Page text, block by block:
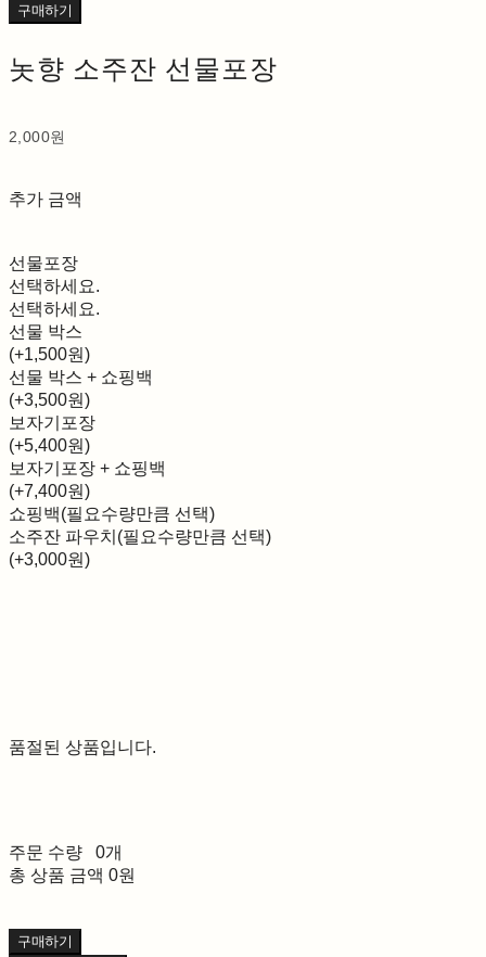
구매하기
놋향 소주잔 선물포장
2,000원
추가 금액
선물포장
선택하세요.
선택하세요.
선물 박스
(+1,500원)
선물 박스 + 쇼핑백
(+3,500원)
보자기포장
(+5,400원)
보자기포장 + 쇼핑백
(+7,400원)
쇼핑백(필요수량만큼 선택)
소주잔 파우치(필요수량만큼 선택)
(+3,000원)
품절된 상품입니다.
주문 수량
0개
총 상품 금액 0원
구매하기